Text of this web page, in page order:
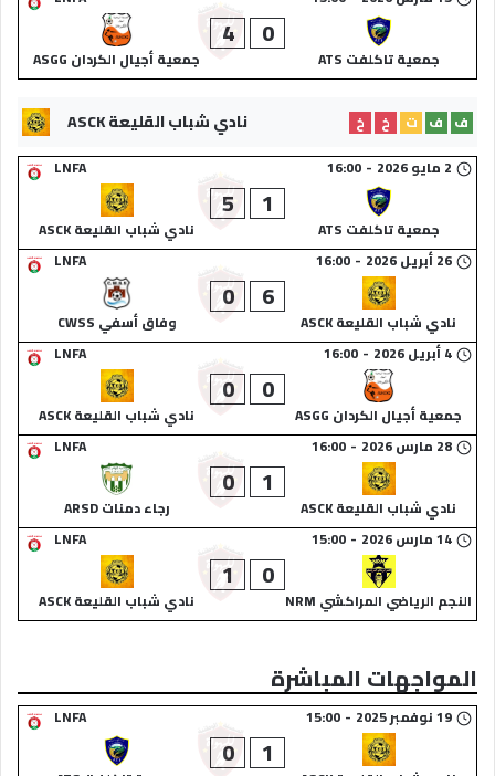
جمعية تاكلفت ATS
0
4
جمعية أجيال الكردان ASGG
نادي شباب القليعة ASCK ف ف ت خ
خ
LNFA
2 مايو 2026 -
16:00
جمعية تاكلفت ATS
1
5
نادي شباب القليعة ASCK
LNFA
26 أبريل 2026 -
16:00
نادي شباب القليعة ASCK
6
0
وفاق أسفي CWSS
LNFA
4 أبريل 2026 -
16:00
جمعية أجيال الكردان ASGG
0
0
نادي شباب القليعة ASCK
LNFA
28 مارس 2026 -
16:00
نادي شباب القليعة ASCK
1
0
رجاء دمنات ARSD
LNFA
14 مارس 2026 -
15:00
النجم الرياضي المراكشي NRM
0
1
نادي شباب القليعة ASCK
المواجهات المباشرة
LNFA 19 نوفمبر 2025 -
15:00
1
0